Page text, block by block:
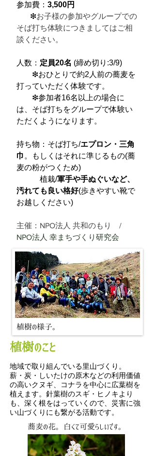
参加費： 3,500円
❇︎お子様の参加やグループでの
そば打ち体験につきましてはご相
談ください。
人数： 定員20名 (締め切り:3/9)
❇︎おひとりで約2人前の蕎麦を
打っていただく体験です。
❇︎参加者16名以上の場合に
は、そば打ちをグループで体験い
ただくようになります。
持ち物：そば打ち/エプロン・三角
巾 。もしくはそれに準じるもの(蕎
麦の粉がつくため)
植栽/軍手や手ぬぐいなど、
汚れても良い格好(歩きやすい靴で
お越しください)
主催：NPO法人 共和のもり /
NPO法人 幸まちづくり研究会
植樹の様子。
植樹のこと
地域で取り組んでいる里山づくり。
薪・炭・しいたけの原木などの利用価値
の高いクヌギ、コナラを中心に広葉樹を
植えます。針葉樹のスギ・ヒノキより
も、深く根をはっていくので、災害に強
い山づくりにも繋がる活動です。
蕎麦の花。白くて可愛らしいです。